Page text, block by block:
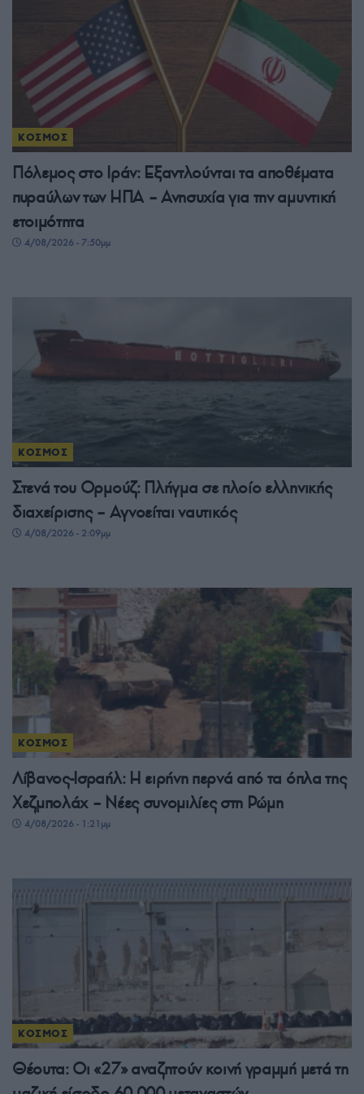
ΚΟΣΜΟΣ
Πόλεμος στο Ιράν: Εξαντλούνται τα αποθέματα
πυραύλων των ΗΠΑ – Ανησυχία για την αμυντική
ετοιμότητα
4/08/2026 - 7:50μμ
ΚΟΣΜΟΣ
Στενά του Ορμούζ: Πλήγμα σε πλοίο ελληνικής
διαχείρισης – Αγνοείται ναυτικός
4/08/2026 - 2:09μμ
ΚΟΣΜΟΣ
Λίβανος-Ισραήλ: Η ειρήνη περνά από τα όπλα της
Χεζμπολάχ – Νέες συνομιλίες στη Ρώμη
4/08/2026 - 1:21μμ
ΚΟΣΜΟΣ
Θέουτα: Οι «27» αναζητούν κοινή γραμμή μετά τη